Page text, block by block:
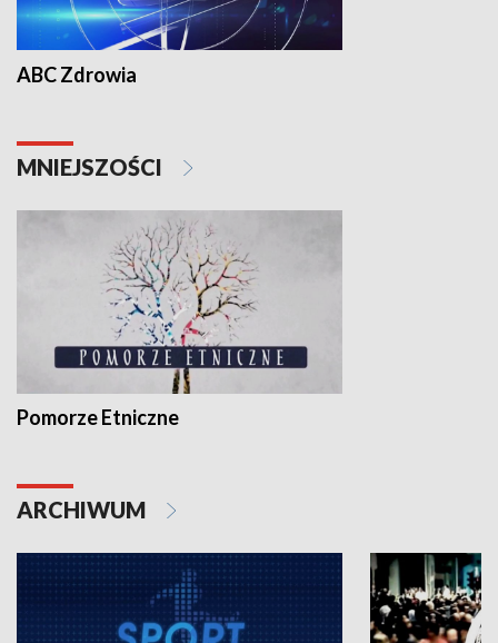
ABC Zdrowia
MNIEJSZOŚCI
Pomorze Etniczne
ARCHIWUM